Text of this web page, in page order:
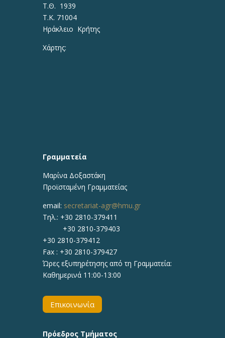
Τ.Θ. 1939
Τ.Κ. 71004
Ηράκλειο Κρήτης
Χάρτης:
Γραμματεία
Μαρίνα Δοξαστάκη
Προϊσταμένη Γραμματείας
email: secretariat-agr@hmu.gr
Τηλ.: +30 2810-379411
+30 2810-379403
+30 2810-379412
Fax : +30 2810-379427
Ώρες εξυπηρέτησης από τη Γραμματεία:
Καθημερινά 11:00-13:00
Επικοινωνία
Πρόεδρος Τμήματος